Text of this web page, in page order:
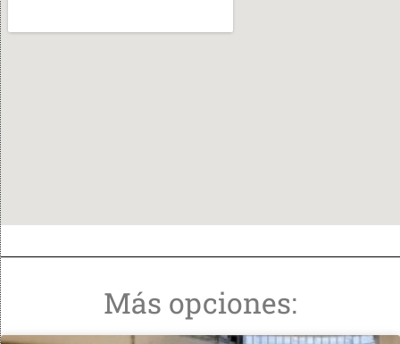
Más opciones: